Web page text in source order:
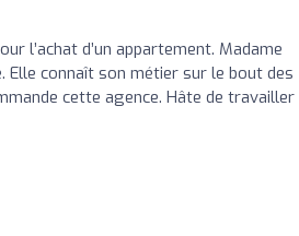
l’achat d’un appartement. Madame
Elle connaît son métier sur le bout des
cette agence. Hâte de travailler